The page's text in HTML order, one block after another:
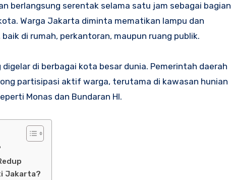
berlangsung serentak selama satu jam sebagai bagian
Warga Jakarta diminta mematikan lampu dan
di rumah, perkantoran, maupun ruang publik.
di berbagai kota besar dunia. Pemerintah daerah
partisipasi aktif warga, terutama di kawasan hunian
Monas dan Bundaran HI.
Jakarta?